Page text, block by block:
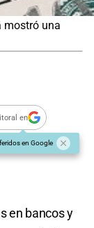
mostró una
en
en Google
en bancos y